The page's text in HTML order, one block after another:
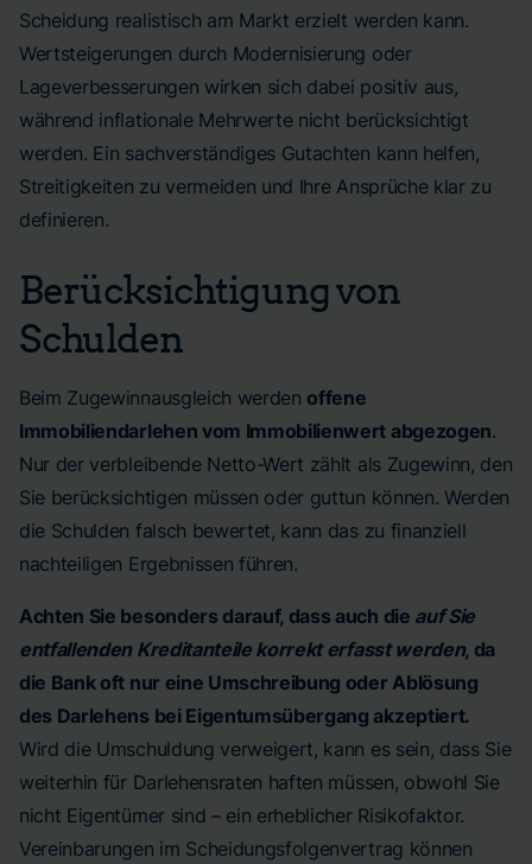
Scheidung realistisch am Markt erzielt werden kann.
Wertsteigerungen durch Modernisierung oder
Lageverbesserungen wirken sich dabei positiv aus,
während inflationale Mehrwerte nicht berücksichtigt
werden. Ein sachverständiges Gutachten kann helfen,
Streitigkeiten zu vermeiden und Ihre Ansprüche klar zu
definieren.
Berücksichtigung von
Schulden
Beim Zugewinnausgleich werden offene
Immobiliendarlehen vom Immobilienwert abgezogen.
Nur der verbleibende Netto-Wert zählt als Zugewinn, den
Sie berücksichtigen müssen oder guttun können. Werden
die Schulden falsch bewertet, kann das zu finanziell
nachteiligen Ergebnissen führen.
Achten Sie besonders darauf, dass auch die auf Sie
entfallenden Kreditanteile korrekt erfasst werden, da
die Bank oft nur eine Umschreibung oder Ablösung
des Darlehens bei Eigentumsübergang akzeptiert.
Wird die Umschuldung verweigert, kann es sein, dass Sie
weiterhin für Darlehensraten haften müssen, obwohl Sie
nicht Eigentümer sind – ein erheblicher Risikofaktor.
Vereinbarungen im Scheidungsfolgenvertrag können